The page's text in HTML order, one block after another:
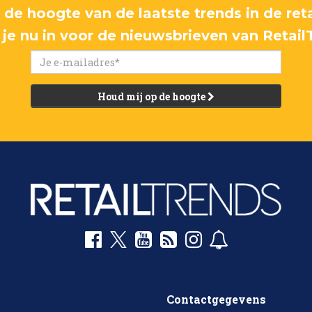
hoogte van de laatste trends in de
nu in voor de nieuwsbrieven van
Houd mij op de hoogte
Contactgegevens